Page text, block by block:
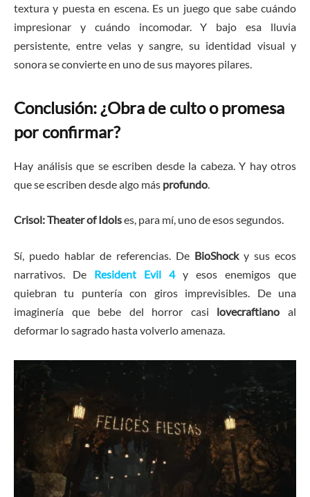
textura y puesta en escena. Es un juego que sabe cuándo
impresionar y cuándo incomodar. Y bajo esa lluvia
persistente, entre velas y sangre, su identidad visual y
sonora se convierte en uno de sus mayores pilares.
Conclusión: ¿Obra de culto o promesa
por confirmar?
Hay análisis que se escriben desde la cabeza. Y hay otros
que se escriben desde algo más profundo.
Crisol: Theater of Idolses, para mí, uno de esos segundos.
Sí, puedo hablar de referencias. De BioShocky sus ecos
narrativos. De Resident Evil 4y esos enemigos que
quiebran tu puntería con giros imprevisibles. De una
imaginería que bebe del horror casi lovecraftiano al
deformar lo sagrado hasta volverlo amenaza.